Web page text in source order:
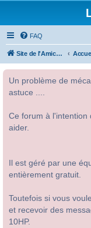
FAQ
Site de l'Amicale Citroën 10HP
Un problème de
astuce ....
Ce forum à l'intention
aider.
Il est géré par une
entièrement gratuit.
Toutefois si vous
et recevoir des
10HP.